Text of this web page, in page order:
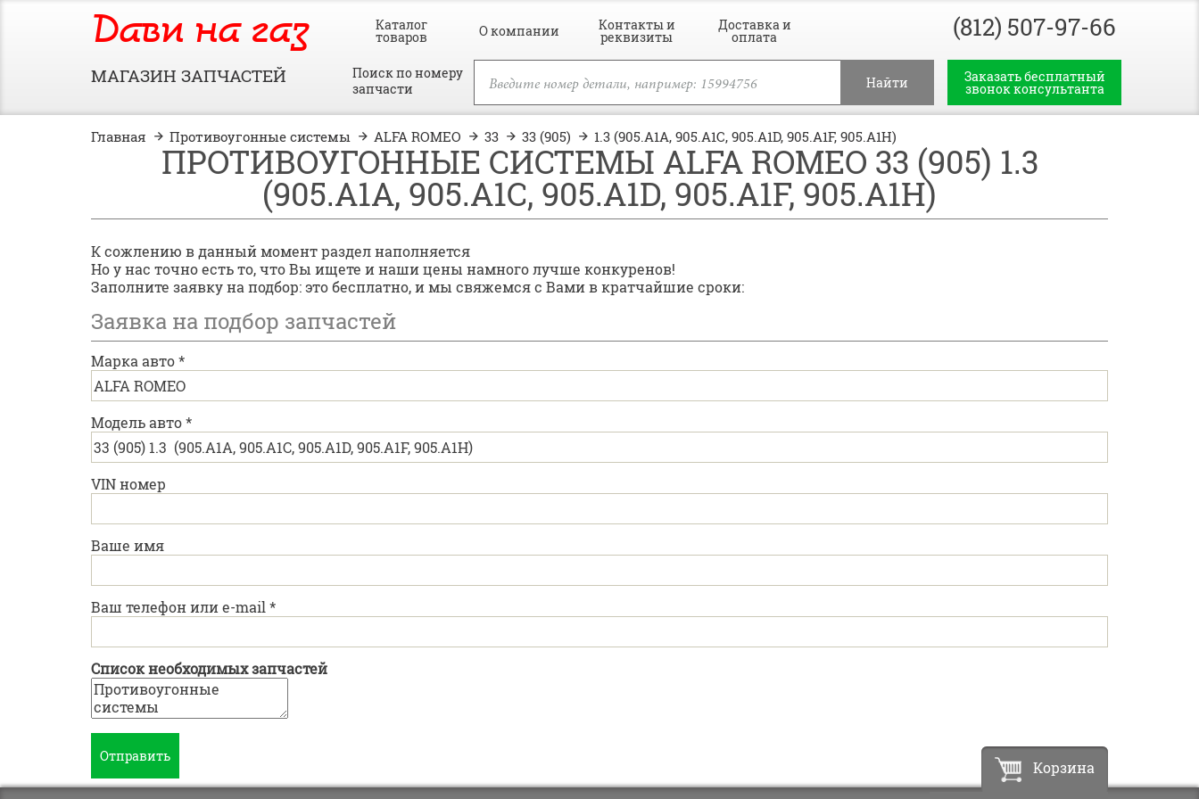
Дави на газ
МАГАЗИН ЗАПЧАСТЕЙ
Каталог
товаров О компании Контакты и
реквизиты
Доставка и
оплата
Поиск по номеру
запчасти
Найти
(812) 507-97-66
Заказать бесплатный
звонок консультанта
Главная Противоугонные системы ALFA ROMEO 33 33 (905) 1.3 (905.A1A, 905.A1C, 905.A1D, 905.A1F, 905.A1H)
ПРОТИВОУГОННЫЕ СИСТЕМЫ ALFA ROMEO 33 (905) 1.3
(905.A1A, 905.A1C, 905.A1D, 905.A1F, 905.A1H)
К сожлению в данный момент раздел наполняется
Но у нас точно есть то, что Вы ищете и наши цены намного лучше конкуренов!
Заполните заявку на подбор: это бесплатно, и мы свяжемся с Вами в кратчайшие сроки:
Заявка на подбор запчастей
Марка авто*
Модель авто*
VIN номер
Ваше имя
Ваш телефон или e-mail *
Список необходимых запчастей
Корзина